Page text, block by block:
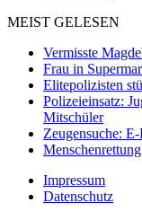
MEIST GELESEN
Vermisste
Frau in
Elitepolizisten
Polizeieinsatz:
Mitschüler
Zeugensuche:
Impressum
Datenschutz